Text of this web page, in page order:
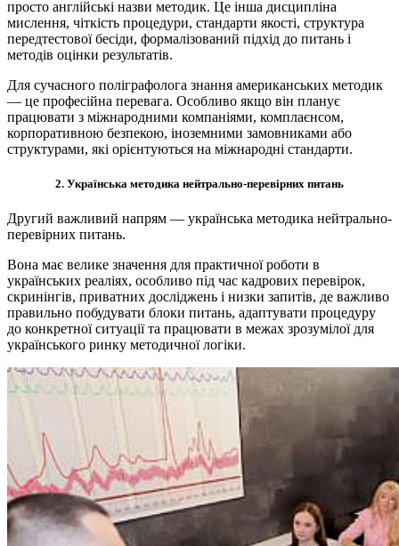
просто англійські назви методик. Це інша дисципліна
мислення, чіткість процедури, стандарти якості, структура
передтестової бесіди, формалізований підхід до питань і
методів оцінки результатів.
Для сучасного поліграфолога знання американських методик
— це професійна перевага. Особливо якщо він планує
працювати з міжнародними компаніями, комплаєнсом,
корпоративною безпекою, іноземними замовниками або
структурами, які орієнтуються на міжнародні стандарти.
2. Українська методика нейтрально-перевірних питань
Другий важливий напрям — українська методика нейтрально-
перевірних питань.
Вона має велике значення для практичної роботи в
українських реаліях, особливо під час кадрових перевірок,
скринінгів, приватних досліджень і низки запитів, де важливо
правильно побудувати блоки питань, адаптувати процедуру
до конкретної ситуації та працювати в межах зрозумілої для
українського ринку методичної логіки.